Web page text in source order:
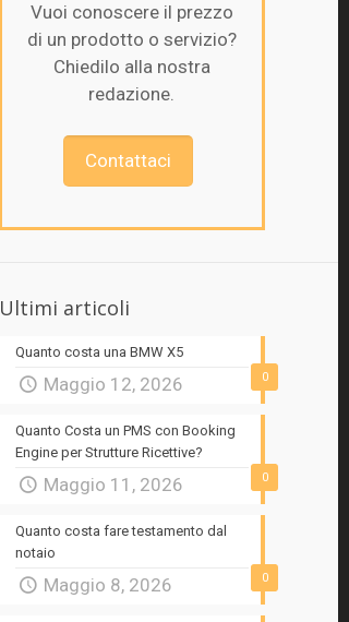
Vuoi conoscere il prezzo
di un prodotto o servizio?
Chiedilo alla nostra
redazione.
Contattaci
Ultimi articoli
0
Quanto costa una BMW X5
Maggio 12, 2026
0
Quanto Costa un PMS con Booking
Engine per Strutture Ricettive?
Maggio 11, 2026
0
Quanto costa fare testamento dal
notaio
Maggio 8, 2026